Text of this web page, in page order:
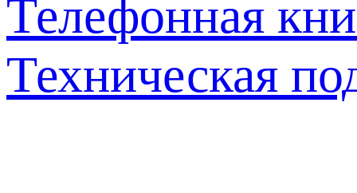
Телефонная
Техническая